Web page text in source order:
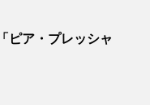
ピア・プレッシャ